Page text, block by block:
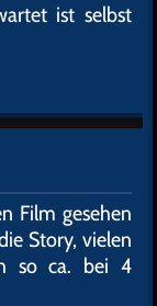
ist selbst
Film gesehen
Story, vielen
so ca. bei 4